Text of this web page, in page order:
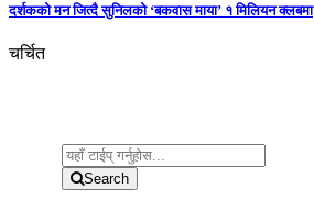
दर्शकको मन जित्दै सुनिलको ‘बकवास माया’ १ मिलियन क्लबमा
चर्चित
Search